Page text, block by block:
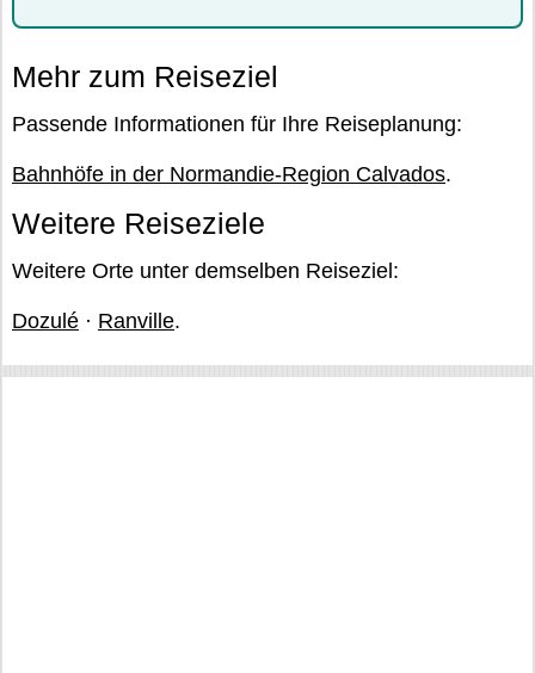
Mehr zum Reiseziel
Passende Informationen für Ihre Reiseplanung:
Bahnhöfe in der Normandie-Region Calvados.
Weitere Reiseziele
Weitere Orte unter demselben Reiseziel:
Dozulé · Ranville.